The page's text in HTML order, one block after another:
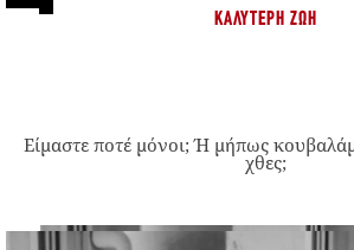
ΚΑΛΎΤΕΡΗ ΖΩΉ
Είμαστε ποτέ μόνοι; Ή μήπως
χθες;